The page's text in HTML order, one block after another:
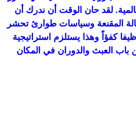
لقد حان الوقت أن ندرك أن
المقنعة وسياسات طوارئ تحشر
كفؤاً وهذا يستلزم استراتيجية
العبث والدوران في المكان